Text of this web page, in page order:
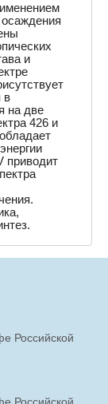
осаждения
и
в
на две
426 и
приводит
Российской